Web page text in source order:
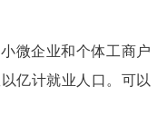
微企业和个体工商户
亿计就业人口。可以